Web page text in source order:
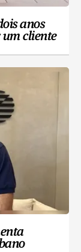
anos
cliente